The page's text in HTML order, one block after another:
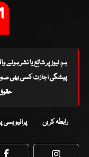
ہم نیوز پر شائع یا نشر ہونے
پیشگی اجازت کسی بھی
حقوق
رابطہ کریں پرائیویسی